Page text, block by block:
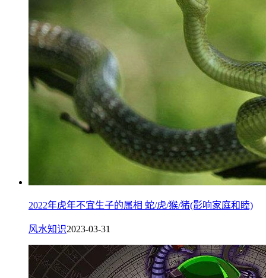
2022年虎年不宜生子的属相 蛇/虎/猴/猪(影响家庭和睦)
风水知识2023-03-31